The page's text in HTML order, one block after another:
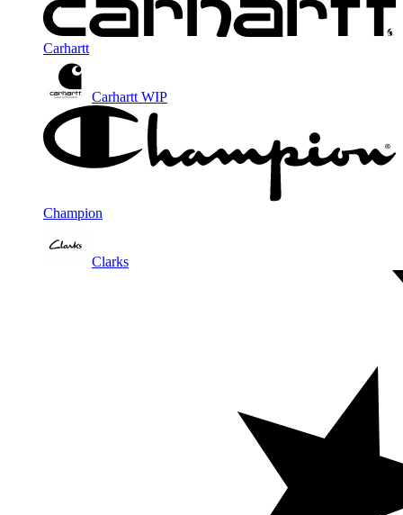
Carhartt
Carhartt WIP
Champion
Clarks